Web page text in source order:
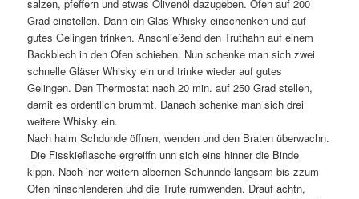
salzen, pfeffern und etwas Olivenöl dazugeben. Ofen auf 200
Grad einstellen. Dann ein Glas Whisky einschenken und auf
gutes Gelingen trinken. Anschließend den Truthahn auf einem
Backblech in den Ofen schieben. Nun schenke man sich zwei
schnelle Gläser Whisky ein und trinke wieder auf gutes
Gelingen. Den Thermostat nach 20 min. auf 250 Grad stellen,
damit es ordentlich brummt. Danach schenke man sich drei
weitere Whisky ein.
Nach halm Schdunde öffnen, wenden und den Braten überwachn.
Die Fisskieflasche ergreiffn unn sich eins hinner die Binde
kippn. Nach ’ner weitern albernen Schunnde langsam bis zzum
Ofen hinschlenderen uhd die Trute rumwenden. Drauf achtn,